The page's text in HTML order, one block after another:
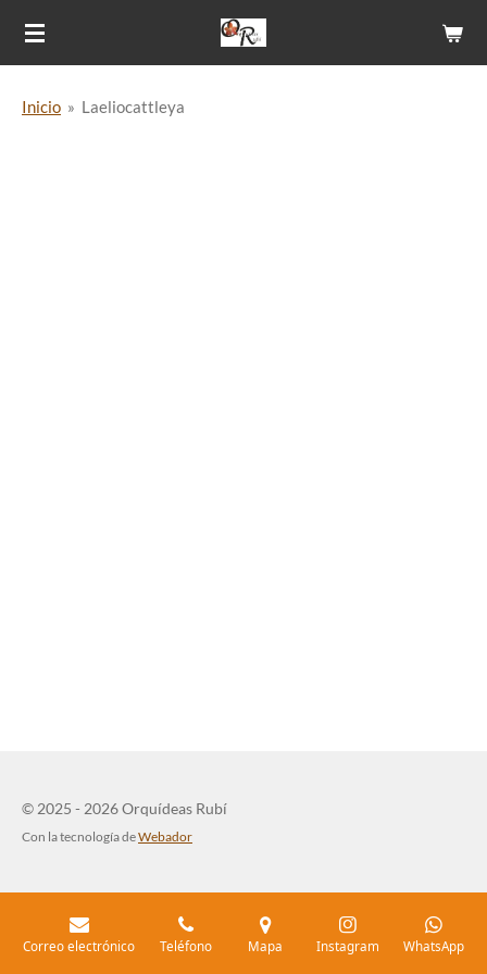
principal
Inicio » Laeliocattleya
© 2025 - 2026 Orquídeas Rubí
Con la tecnología deWebador
Correo electrónico Teléfono Mapa Instagram WhatsApp